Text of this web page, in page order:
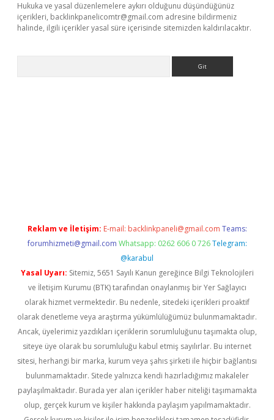
Hukuka ve yasal düzenlemelere aykırı olduğunu düşündüğünüz
içerikleri, backlinkpanelicomtr@gmail.com adresine bildirmeniz
halinde, ilgili içerikler yasal süre içerisinde sitemizden kaldırılacaktır.
Reklam ve İletişim: E-mail: backlinkpaneli@gmail.com Teams:
forumhizmeti@gmail.com Whatsapp: 0262 606 0 726 Telegram:
@karabul
Yasal Uyarı: Sitemiz, 5651 Sayılı Kanun gereğince Bilgi Teknolojileri
ve İletişim Kurumu (BTK) tarafından onaylanmış bir Yer Sağlayıcı
olarak hizmet vermektedir. Bu nedenle, sitedeki içerikleri proaktif
olarak denetleme veya araştırma yükümlülüğümüz bulunmamaktadır.
Ancak, üyelerimiz yazdıkları içeriklerin sorumluluğunu taşımakta olup,
siteye üye olarak bu sorumluluğu kabul etmiş sayılırlar. Bu internet
sitesi, herhangi bir marka, kurum veya şahıs şirketi ile hiçbir bağlantısı
bulunmamaktadır. Sitede yalnızca kendi hazırladığımız makaleler
paylaşılmaktadır. Burada yer alan içerikler haber niteliği taşımamakta
olup, gerçek kurum ve kişiler hakkında paylaşım yapılmamaktadır.